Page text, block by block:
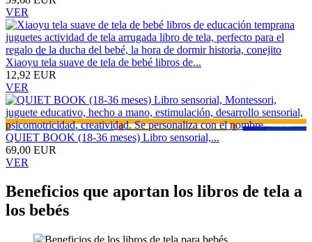
VER
Xiaoyu tela suave de tela de bebé libros de...
12,92 EUR
VER
QUIET BOOK (18-36 meses) Libro sensorial,...
69,00 EUR
VER
Beneficios que aportan los libros de tela a
los bebés